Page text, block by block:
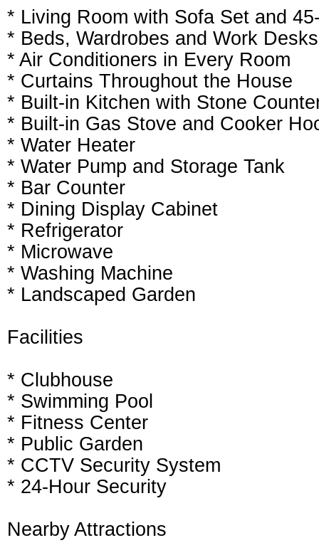
* Living Room with Sofa Set and
* Beds, Wardrobes and Work
* Air Conditioners in Every Room
* Curtains Throughout the House
* Built-in Kitchen with Stone
* Built-in Gas Stove and Cooker
* Water Heater
* Water Pump and Storage Tank
* Bar Counter
* Dining Display Cabinet
* Refrigerator
* Microwave
* Washing Machine
* Landscaped Garden
Facilities
* Clubhouse
* Swimming Pool
* Fitness Center
* Public Garden
* CCTV Security System
* 24-Hour Security
Nearby Attractions